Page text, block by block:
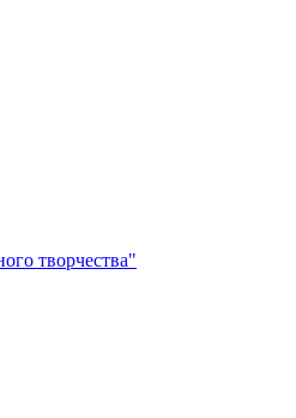
творчества"